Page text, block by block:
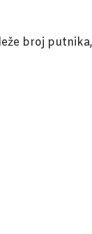
broj